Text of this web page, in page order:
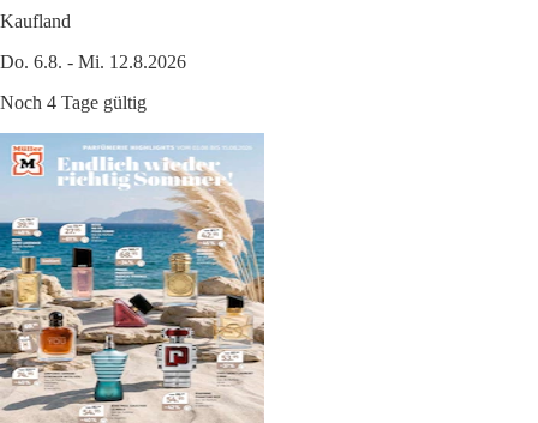
Kaufland
Do. 6.8. - Mi. 12.8.2026
Noch 4 Tage gültig